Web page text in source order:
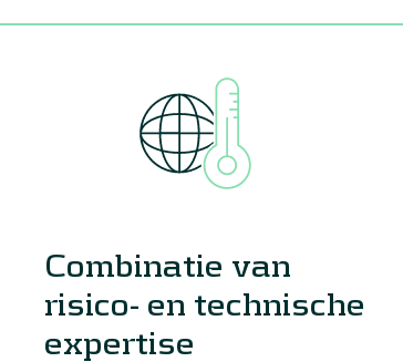
Combinatie van
risico- en technische
expertise